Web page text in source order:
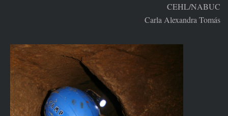
CEHL/NABUC
Carla Alexandra Tomás